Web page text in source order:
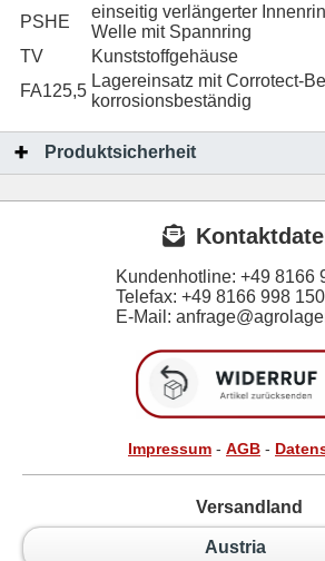
PSHE
einseitig verlängerter
Welle mit Spannring
TV
Kunststoffgehäuse
FA125,5
Lagereinsatz mit Corrotect-
korrosionsbeständig
Produktsicherheit
Kundenhotline: +49 8166
Telefax: +49 8166 998 150
E-Mail:
Impressum - AGB -
Versandland
Austria